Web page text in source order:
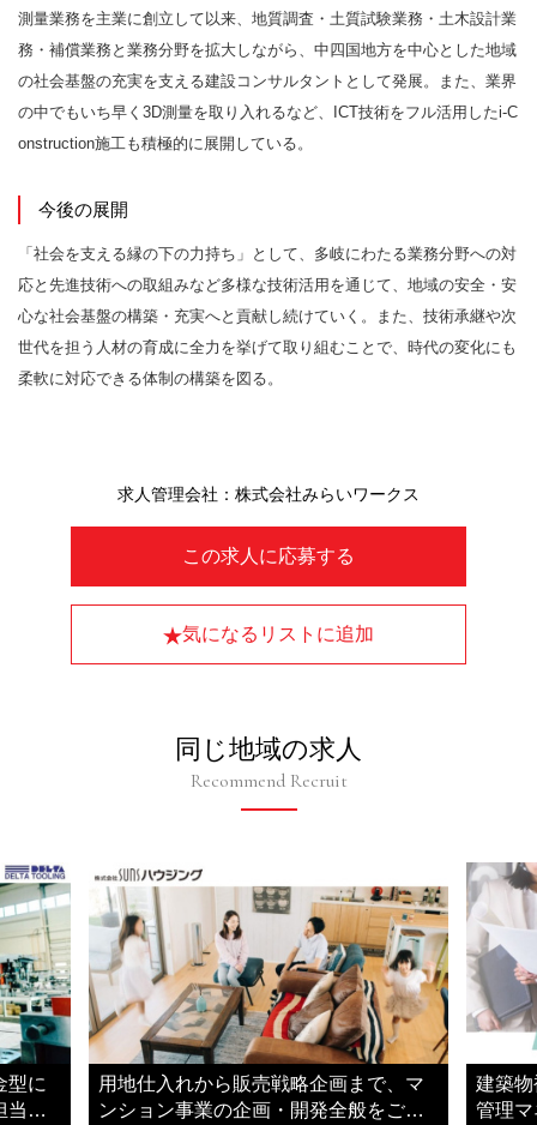
測量業務を主業に創立して以来、地質調査・土質試験業務・土木設計業
務・補償業務と業務分野を拡大しながら、中四国地方を中心とした地域
の社会基盤の充実を支える建設コンサルタントとして発展。また、業界
の中でもいち早く3D測量を取り入れるなど、ICT技術をフル活用したi-C
onstruction施工も積極的に展開している。
今後の展開
「社会を支える縁の下の力持ち」として、多岐にわたる業務分野への対
応と先進技術への取組みなど多様な技術活用を通じて、地域の安全・安
心な社会基盤の構築・充実へと貢献し続けていく。また、技術承継や次
世代を担う人材の育成に全力を挙げて取り組むことで、時代の変化にも
柔軟に対応できる体制の構築を図る。
この求人に応募する
気になるリストに追加
求人管理会社：株式会社みらいワークス
同じ地域の求人
Recommend Recruit
型に
当く
用地仕入れから販売戦略企画まで、マ
ンション事業の企画・開発全般をご担
建築
管理